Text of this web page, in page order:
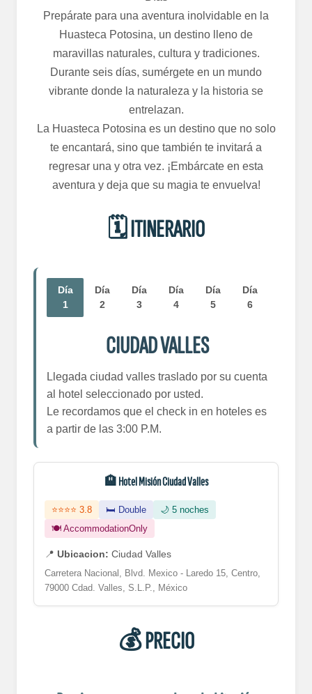
Prepárate para una aventura inolvidable en la
Huasteca Potosina, un destino lleno de
maravillas naturales, cultura y tradiciones.
Durante seis días, sumérgete en un mundo
vibrante donde la naturaleza y la historia se
entrelazan.
La Huasteca Potosina es un destino que no solo
te encantará, sino que también te invitará a
regresar una y otra vez. ¡Embárcate en esta
aventura y deja que su magia te envuelva!
🗓️ ITINERARIO
Día
1
Día
2
Día
3
Día
4
Día
5
Día
6
CIUDAD VALLES
Llegada ciudad valles traslado por su cuenta
al hotel seleccionado por usted.
Le recordamos que el check in en hoteles es
a partir de las 3:00 P.M.
🏨 Hotel Misión Ciudad Valles
⭐⭐⭐⭐ 3.8 🛏️ Double
🌙 5 noches
🍽️ AccommodationOnly
📍 Ubicacion: Ciudad Valles
Carretera Nacional, Blvd. Mexico - Laredo 15, Centro,
79000 Cdad. Valles, S.L.P., México
💰 PRECIO